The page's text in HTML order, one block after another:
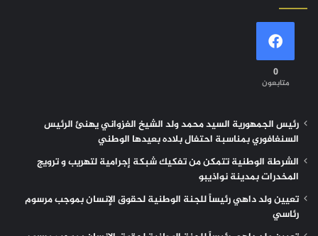
0
متابعون
رئيس الجمهورية السيد محمد ولد الشيخ الغزواني يهنئ الرئيس
السنغافوري بمناسبة احتفال بلاده بعيدها الوطني
الشرطة الوطنية تتمكن من تفكيك شبكة إجرامية لتهريب و ترويج
المخدرات بمدينة نواذيبو
تعيين ولد داهي رئيساً للجنة الوطنية لحقوق الإنسان بموجب مرسوم
رئاسي